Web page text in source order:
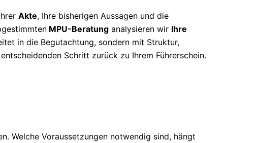
Akte, Ihre bisherigen Aussagen und die
MPU-Beratung analysieren wir Ihre
in die Begutachtung, sondern mit Struktur,
Schritt zurück zu Ihrem Führerschein.
Welche Voraussetzungen notwendig sind, hängt